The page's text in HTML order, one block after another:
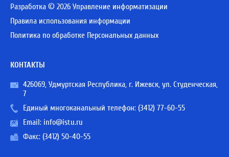
Разработка © 2026 Управление информатизации
Правила использования информации
Политика по обработке Персональных данных
КОНТАКТЫ
426069, Удмуртская Республика, г. Ижевск, ул. Студенческая,
7
Единый многоканальный телефон: (3412) 77-60-55
Email: info@istu.ru
Факс: (3412) 50-40-55